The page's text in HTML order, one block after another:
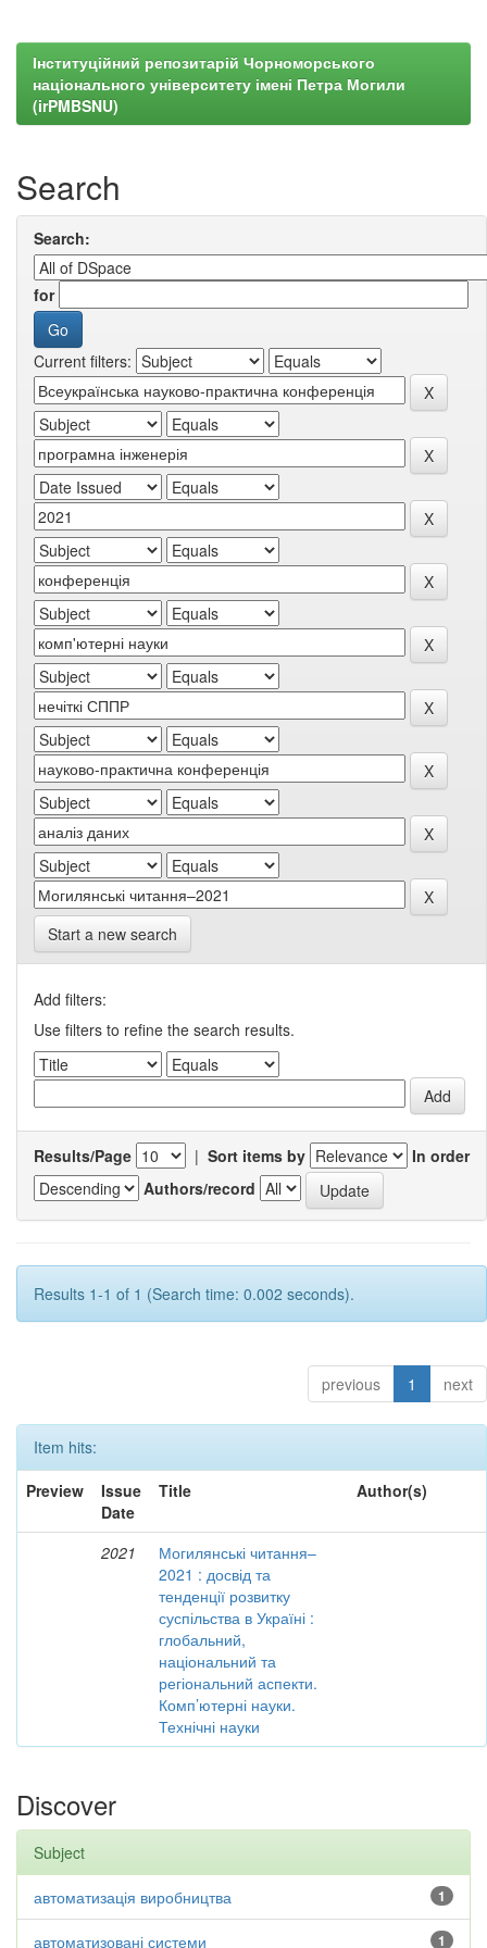
Інституційний репозитарій Чорноморського
національного університету імені Петра Могили
(irPMBSNU)
Search
Search:
for
Current filters:
Start a new search
Add filters:
Use filters to refine the search results.
Results/Page | Sort items by
In order
Authors/record
Results 1-1 of 1 (Search time: 0.002 seconds).
previous 1 next
Item hits:
Preview
Issue
Date
Title Author(s)
2021
Могилянські читання–
2021 : досвід та
тенденції розвитку
суспільства в Україні :
глобальний,
національний та
регіональний аспекти.
Комп’ютерні науки.
Технічні науки
Discover
Subject
1
автоматизація виробництва
1
автоматизовані системи